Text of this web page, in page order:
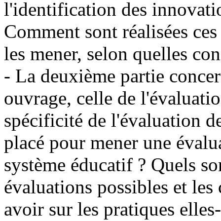
l'identification des
Comment sont réalisées
les mener, selon quelles
- La deuxième partie
ouvrage, celle de
spécificité de l'évaluation
placé pour mener une
système éducatif ? Quels
évaluations possibles et les
avoir sur les pratiques